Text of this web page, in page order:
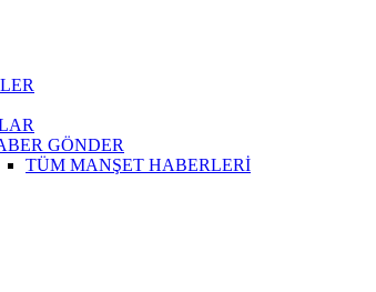
GÖNDER
TÜM MANŞET HABERLERİ